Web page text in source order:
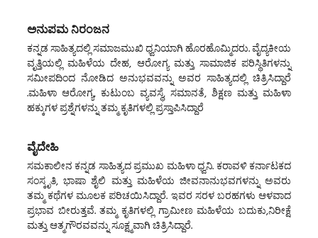
ಅನುಪಮ ನಿರಂಜನ
ಕನ್ನಡ ಸಾಹಿತ್ಯದಲ್ಲಿ ಸಮಾಜಮುಖಿ ಧ್ವನಿಯಾಗಿ ಹೊರಹೊಮ್ಮಿದರು. ವೈದ್ಯಕೀಯ
ವೃತ್ತಿಯಲ್ಲಿ ಮಹಿಳೆಯ ದೇಹ, ಆರೋಗ್ಯ ಮತ್ತು ಸಾಮಾಜಿಕ ಪರಿಸ್ಥಿತಿಗಳನ್ನು
ಸಮೀಪದಿಂದ ನೋಡಿದ ಅನುಭವವನ್ನು ಅವರ ಸಾಹಿತ್ಯದಲ್ಲಿ ಚಿತ್ರಿಸಿದ್ದಾರೆ
.ಮಹಿಳಾ ಆರೋಗ್ಯ, ಕುಟುಂಬ ವ್ಯವಸ್ಥೆ, ಸಮಾನತೆ, ಶಿಕ್ಷಣ ಮತ್ತು ಮಹಿಳಾ
ಹಕ್ಕುಗಳ ಪ್ರಶ್ನೆಗಳನ್ನು ತಮ್ಮ ಕೃತಿಗಳಲ್ಲಿ ಪ್ರಸ್ತಾಪಿಸಿದ್ದಾರೆ
ವೈದೇಹಿ
ಸಮಕಾಲೀನ ಕನ್ನಡ ಸಾಹಿತ್ಯದ ಪ್ರಮುಖ ಮಹಿಳಾ ಧ್ವನಿ. ಕರಾವಳಿ ಕರ್ನಾಟಕದ
ಸಂಸ್ಕೃತಿ, ಭಾಷಾ ಶೈಲಿ ಮತ್ತು ಮಹಿಳೆಯ ಜೀವನಾನುಭವಗಳನ್ನು ಅವರು
ತಮ್ಮ ಕಥೆಗಳ ಮೂಲಕ ಪರಿಚಯಿಸಿದ್ದಾರೆ. ಇವರ ಸರಳ ಬರಹಗಳು ಆಳವಾದ
ಪ್ರಭಾವ ಬೀರುತ್ತವೆ. ತಮ್ಮ ಕೃತಿಗಳಲ್ಲಿ ಗ್ರಾಮೀಣ ಮಹಿಳೆಯ ಬದುಕು,ನಿರೀಕ್ಷೆ
ಮತ್ತು ಆತ್ಮಗೌರವವನ್ನು ಸೂಕ್ಷ್ಮವಾಗಿ ಚಿತ್ರಿಸಿದ್ದಾರೆ.